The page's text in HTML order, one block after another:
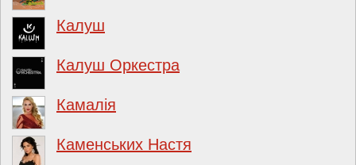
Калуш
Калуш Оркестра
Камалія
Каменських Настя